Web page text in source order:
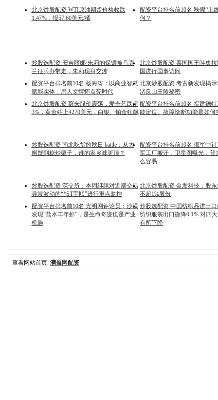
北京炒股配资 WTI原油期货价格收跌
1.47%，报57.60美元/桶
配资平台排名前10名 秋假“上
何？
炒股选配资 安吉丽娜·朱莉的保镖被乌克
兰征兵办带走，朱莉现身交涉
北京炒股配资 泰国国王哇集
国进行国事访问
配资平台排名前10名 杨海涛：以商业智慧
赋能实体，用人文情怀点亮时代
北京炒股配资 考古新发现揭示
渚反山王陵秘密
北京炒股配资 蔚来股价震荡，爱奇艺跌超
3%，黄金站上4270美元，白银、铂金狂飙
配资平台排名前10名 福建德
能定位、故障诊断功能是如何
炒股选配资 南北吃货的秋日 battle：从大
闸蟹到糖炒栗子，谁的家乡味更顶？
配资平台排名前10名 俄军中
军工厂搬迁，卫星图曝光，普
么容易
炒股选配资 深交所：本周继续对近期交易
异常波动的“*ST宇顺”进行重点监控
北京炒股配资 金发科技：股
不超1%股份
配资平台排名前10名 光明网评论员：沙漠
发现“盐水丰年虾”，是生命奇迹也是产业
机遇
炒股选配资 中国纺织品进出
纺织服装出口微降0.1% 对四
有所下降
查看网站首页: 满盈网配资